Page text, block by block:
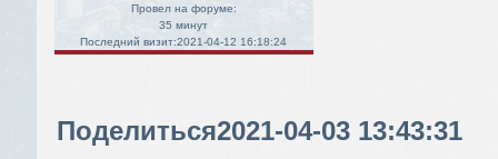
Провел на форуме:
35 минут
Последний визит:2021-04-12 16:18:24
Поделиться2021-04-03 13:43:31